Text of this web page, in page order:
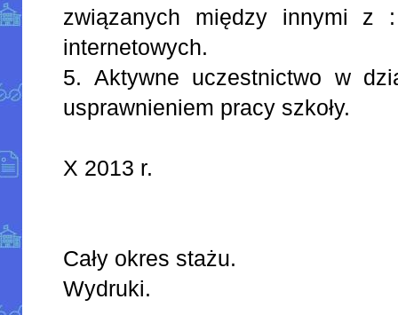
związanych między innymi z
internetowych.
5. Aktywne uczestnictwo w
usprawnieniem pracy szkoły.
X 2013 r.
Cały okres stażu.
Wydruki.